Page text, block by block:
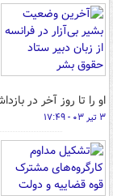
او را تا روز آخر در
۳ تیر ۰۳ - ۱۷:۴۹